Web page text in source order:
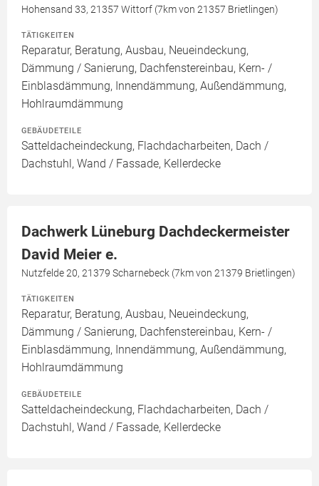
Hohensand 33, 21357 Wittorf (7km von 21357 Brietlingen)
TÄTIGKEITEN
Reparatur, Beratung, Ausbau, Neueindeckung,
Dämmung / Sanierung, Dachfenstereinbau, Kern- /
Einblasdämmung, Innendämmung, Außendämmung,
Hohlraumdämmung
GEBÄUDETEILE
Satteldacheindeckung, Flachdacharbeiten, Dach /
Dachstuhl, Wand / Fassade, Kellerdecke
Dachwerk Lüneburg Dachdeckermeister
David Meier e.
Nutzfelde 20, 21379 Scharnebeck (7km von 21379 Brietlingen)
TÄTIGKEITEN
Reparatur, Beratung, Ausbau, Neueindeckung,
Dämmung / Sanierung, Dachfenstereinbau, Kern- /
Einblasdämmung, Innendämmung, Außendämmung,
Hohlraumdämmung
GEBÄUDETEILE
Satteldacheindeckung, Flachdacharbeiten, Dach /
Dachstuhl, Wand / Fassade, Kellerdecke